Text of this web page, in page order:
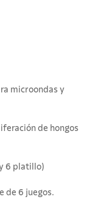
microondas y
de hongos
6 platillo)
de 6 juegos.